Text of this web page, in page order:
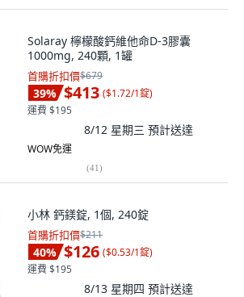
Solaray 檸檬酸鈣維他命D-3膠囊
1000mg, 240顆, 1罐
首購折扣價$679
39% $413 ($1.72/1錠)
運費 $195
8/12 星期三 預計送達
WOW免運
(41)
小林 鈣鎂錠, 1個, 240錠
首購折扣價$211
40% $126 ($0.53/1錠)
運費 $195
8/13 星期四 預計送達